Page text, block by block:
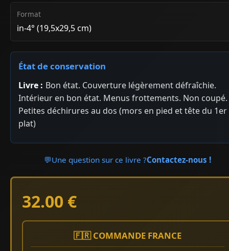
Format
in-4° (19,5x29,5 cm)
État de conservation
Livre : Bon état. Couverture légèrement défraîchie.
Intérieur en bon état. Menus frottements. Non coupé.
Petites déchirures au dos (mors en pied et tête du 1er
plat)
💬Une question sur ce livre ?Contactez-nous !
32.00 €
🇫🇷 COMMANDE FRANCE